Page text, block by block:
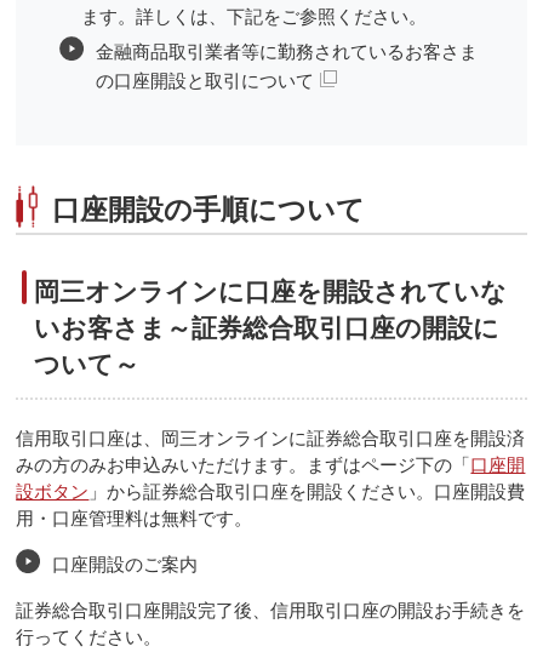
ます。詳しくは、下記をご参照ください。
金融商品取引業者等に勤務されているお客さま
の口座開設と取引について
口座開設の手順について
岡三オンラインに口座を開設されていな
いお客さま～証券総合取引口座の開設に
ついて～
信用取引口座は、岡三オンラインに証券総合取引口座を開設済
みの方のみお申込みいただけます。まずはページ下の「口座開
設ボタン 」から証券総合取引口座を開設ください。口座開設費
用・口座管理料は無料です。
口座開設のご案内
証券総合取引口座開設完了後、信用取引口座の開設お手続きを
行ってください。